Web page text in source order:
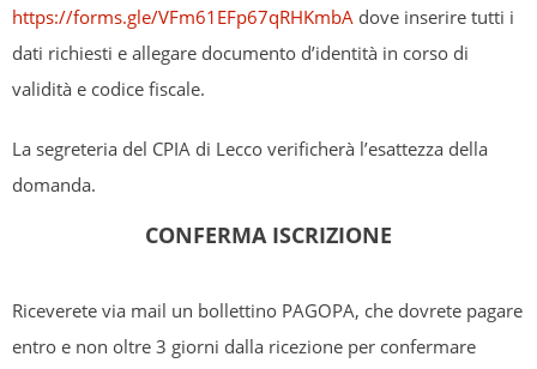
https://forms.gle/VFm61EFp67qRHKmbA dove inserire tutti i
dati richiesti e allegare documento d’identità in corso di
validità e codice fiscale.
La segreteria del CPIA di Lecco verificherà l’esattezza della
domanda.
CONFERMA ISCRIZIONE
Riceverete via mail un bollettino PAGOPA, che dovrete pagare
entro e non oltre 3 giorni dalla ricezione per confermare